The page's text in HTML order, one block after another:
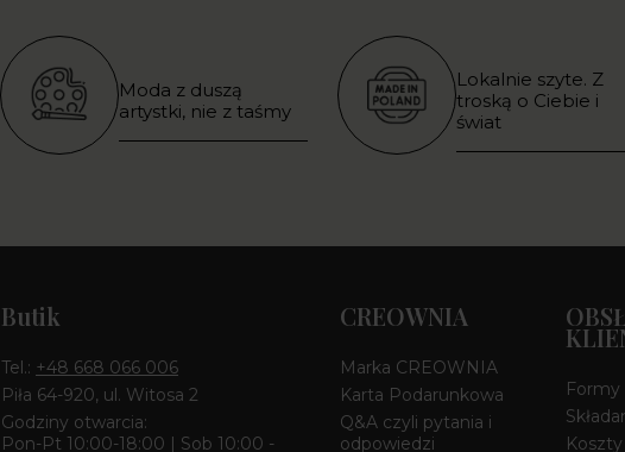
Moda z duszą
artystki, nie z taśmy
Lokalnie szyte. Z
troską o Ciebie i
świat
Butik
Tel.: +48 668 066 006
Piła 64-920, ul. Witosa 2
Godziny otwarcia:
Pon-Pt 10:00-18:00 | Sob 10:00 -
CREOWNIA
Marka CREOWNIA
Karta Podarunkowa
Q&A czyli pytania i
odpowiedzi
Formy